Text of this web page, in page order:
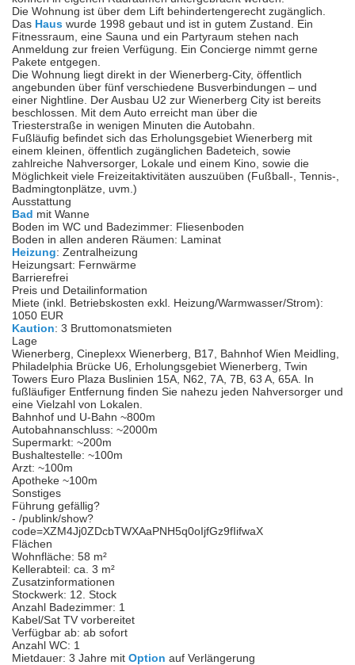
Die Wohnung ist über dem Lift behindertengerecht zugänglich.
Das Haus wurde 1998 gebaut und ist in gutem Zustand. Ein
Fitnessraum, eine Sauna und ein Partyraum stehen nach
Anmeldung zur freien Verfügung. Ein Concierge nimmt gerne
Pakete entgegen.
Die Wohnung liegt direkt in der Wienerberg-City, öffentlich
angebunden über fünf verschiedene Busverbindungen – und
einer Nightline. Der Ausbau U2 zur Wienerberg City ist bereits
beschlossen. Mit dem Auto erreicht man über die
Triesterstraße in wenigen Minuten die Autobahn.
Fußläufig befindet sich das Erholungsgebiet Wienerberg mit
einem kleinen, öffentlich zugänglichen Badeteich, sowie
zahlreiche Nahversorger, Lokale und einem Kino, sowie die
Möglichkeit viele Freizeitaktivitäten auszuüben (Fußball-, Tennis-,
Badmingtonplätze, uvm.)
Ausstattung
Bad mit Wanne
Boden im WC und Badezimmer: Fliesenboden
Boden in allen anderen Räumen: Laminat
Heizung: Zentralheizung
Heizungsart: Fernwärme
Barrierefrei
Preis und Detailinformation
Miete (inkl. Betriebskosten exkl. Heizung/Warmwasser/Strom):
1050 EUR
Kaution: 3 Bruttomonatsmieten
Lage
Wienerberg, Cineplexx Wienerberg, B17, Bahnhof Wien Meidling,
Philadelphia Brücke U6, Erholungsgebiet Wienerberg, Twin
Towers Euro Plaza Buslinien 15A, N62, 7A, 7B, 63 A, 65A. In
fußläufiger Entfernung finden Sie nahezu jeden Nahversorger und
eine Vielzahl von Lokalen.
Bahnhof und U-Bahn ~800m
Autobahnanschluss: ~2000m
Supermarkt: ~200m
Bushaltestelle: ~100m
Arzt: ~100m
Apotheke ~100m
Sonstiges
Führung gefällig?
- /publink/show?
code=XZM4Jj0ZDcbTWXAaPNH5q0oIjfGz9fIifwaX
Flächen
Wohnfläche: 58 m²
Kellerabteil: ca. 3 m²
Zusatzinformationen
Stockwerk: 12. Stock
Anzahl Badezimmer: 1
Kabel/Sat TV vorbereitet
Verfügbar ab: ab sofort
Anzahl WC: 1
Mietdauer: 3 Jahre mit Option auf Verlängerung